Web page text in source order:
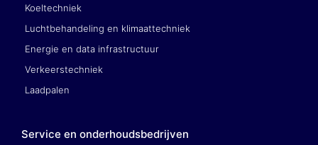
Koeltechniek
Luchtbehandeling en klimaattechniek
Energie en data infrastructuur
Verkeerstechniek
Laadpalen
Service en onderhoudsbedrijven